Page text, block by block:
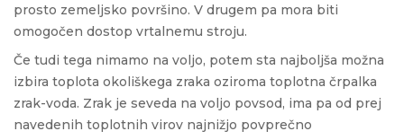
prosto zemeljsko površino. V drugem pa mora biti
omogočen dostop vrtalnemu stroju.
Če tudi tega nimamo na voljo, potem sta najboljša možna
izbira toplota okoliškega zraka oziroma toplotna črpalka
zrak-voda. Zrak je seveda na voljo povsod, ima pa od prej
navedenih toplotnih virov najnižjo povprečno